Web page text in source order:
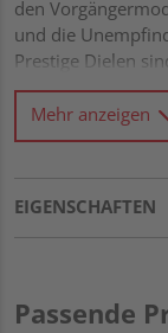
den
und die
Prestige Dielen
vergleichbare
Werkstoffen sind
produktions- und
Mehr anzeigen
EIGENSCHAFTEN
Passende